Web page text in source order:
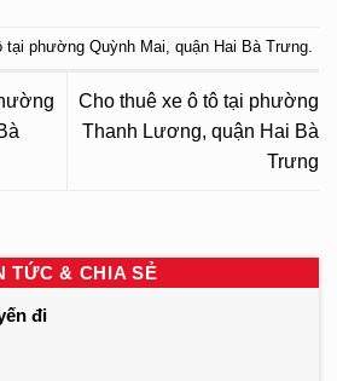
tại phường Quỳnh Mai quận Hai Bà Trưng.
Cho thuê xe ô tô tại phường
Thanh Lương, quận Hai Bà
Trưng
TỨC & CHIA SẺ
đi